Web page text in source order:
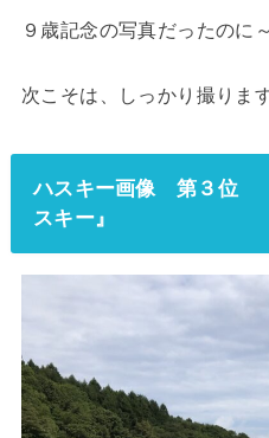
９歳記念の写真だったのに
次こそは、しっかり撮りま
ハスキー画像 第３位
スキー』